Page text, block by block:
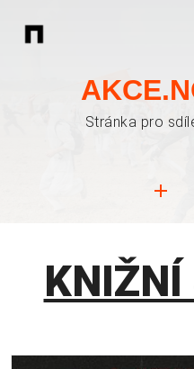
Stránka pro